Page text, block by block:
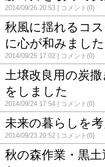
2014/09/26 20:53 コメント(0)
秋風に揺れるコ
に心が和みました
2014/09/25 17:02 コメント(0)
土壌改良用の炭
をしました
2014/09/24 17:54 コメント(0)
未来の暮らしを
2014/09/23 20:52 コメント(0)
秋の森作業・黒